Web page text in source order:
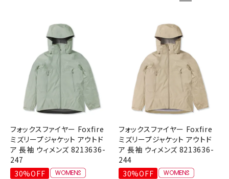
SALE品はこちら
INFORMATIOM
ご利用ガイド
お問い合わせ
メルマガ登録
特定商取引法
プライバシーポリシー
フォックスファイヤー Foxfire
ミズリープジャケット アウトド
ア 長袖 ウィメンズ 8213636-
247
30%OFF
フォックスファイヤー Foxfire
ミズリープジャケット アウトド
ア 長袖 ウィメンズ 8213636-
244
30%OFF